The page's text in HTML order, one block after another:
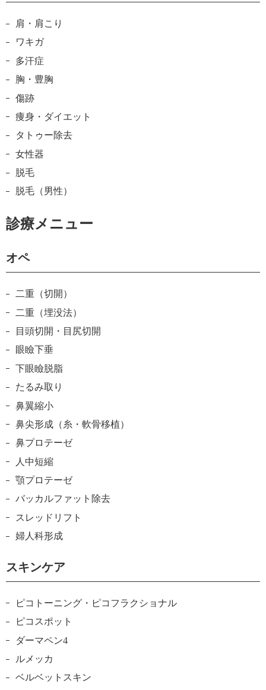
肩・肩こり
ワキガ
多汗症
胸・豊胸
傷跡
痩身・ダイエット
タトゥー除去
女性器
脱毛
脱毛（男性）
診療メニュー
オペ
二重（切開）
二重（埋没法）
目頭切開・目尻切開
眼瞼下垂
下眼瞼脱脂
たるみ取り
鼻翼縮小
鼻尖形成（糸・軟骨移植）
鼻プロテーゼ
人中短縮
顎プロテーゼ
バッカルファット除去
スレッドリフト
婦人科形成
スキンケア
ピコトーニング・ピコフラクショナル
ピコスポット
ダーマペン4
ルメッカ
ベルベットスキン